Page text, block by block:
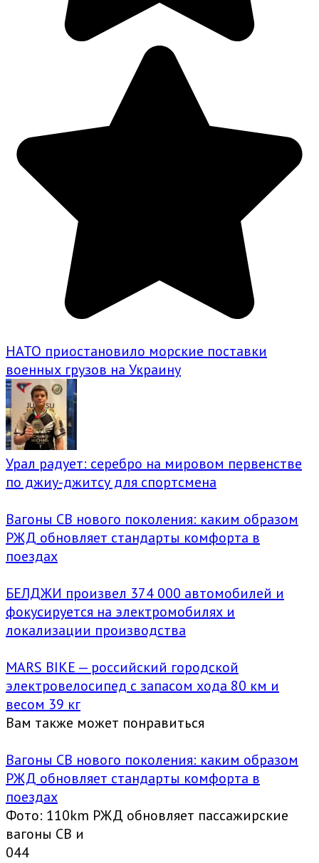
НАТО приостановило морские поставки
военных грузов на Украину
Урал радует: серебро на мировом первенстве
по джиу-джитсу для спортсмена
Вагоны СВ нового поколения: каким образом
РЖД обновляет стандарты комфорта в
поездах
БЕЛДЖИ произвел 374 000 автомобилей и
фокусируется на электромобилях и
локализации производства
MARS BIKE — российский городской
электровелосипед с запасом хода 80 км и
весом 39 кг
Вам также может понравиться
Вагоны СВ нового поколения: каким образом
РЖД обновляет стандарты комфорта в
поездах
Фото: 110km РЖД обновляет пассажирские
вагоны СВ и
044